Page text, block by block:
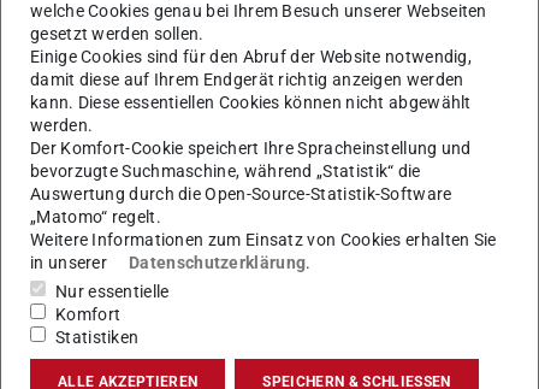
5. Rechnungsbelege im TIF-Format vollständig anzeigen
6. Umbuchungen
7. Reisekostenabrechnungen
8. Danke
Informationen lesen
welche Cookies genau bei Ihrem Besuch unserer Webseiten
gesetzt werden sollen.
Einige Cookies sind für den Abruf der Website notwendig,
damit diese auf Ihrem Endgerät richtig anzeigen werden
kann. Diese essentiellen Cookies können nicht abgewählt
werden.
Der Komfort-Cookie speichert Ihre Spracheinstellung und
bevorzugte Suchmaschine, während „Statistik“ die
Auswertung durch die Open-Source-Statistik-Software
„Matomo“ regelt.
Weitere Informationen zum Einsatz von Cookies erhalten Sie
in unserer
Datenschutzerklärung.
Nur essentielle
Komfort
Statistiken
ALLE AKZEPTIEREN SPEICHERN & SCHLIESSEN